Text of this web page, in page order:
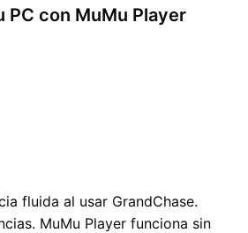
PC con MuMu Player
fluida al usar GrandChase.
MuMu Player funciona sin